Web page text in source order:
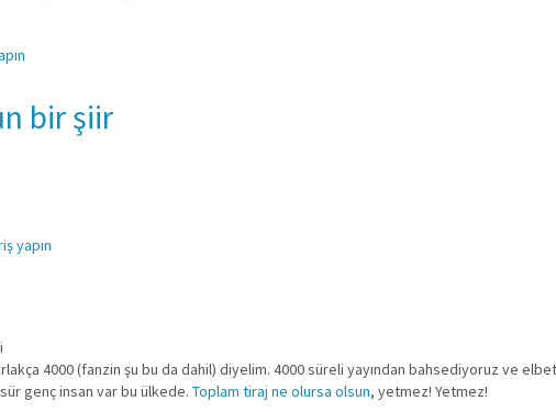
bir şiir
yapın
4000 (fanzin şu bu da dahil) diyelim. 4000 süreli yayından bahsediyoruz ve
genç insan var bu ülkede. Toplam tiraj ne olursa olsun, yetmez! Yetmez!